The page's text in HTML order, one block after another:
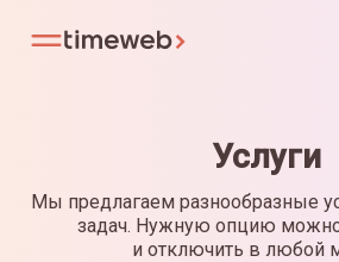
Услуги
Мы предлагаем разнообразные
задач. Нужную опцию
и отключить в любой